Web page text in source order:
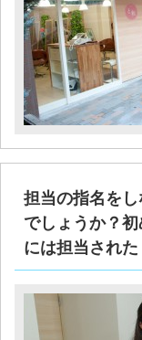
担当の指名を
でしょうか？
には担当され